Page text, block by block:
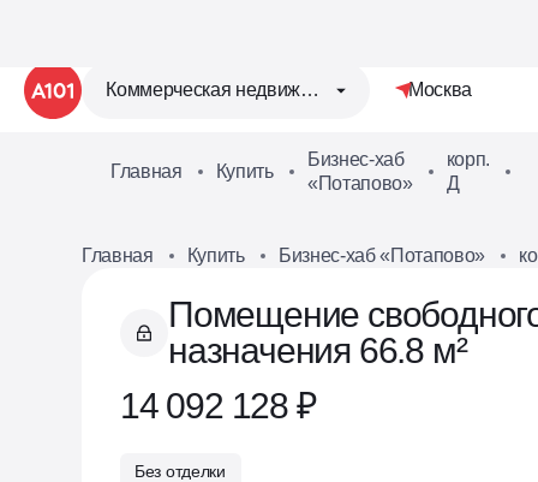
Коммерческая недвижимость Москва
Главная Купить
Бизнес-хаб
«Потапово»
корп.
Д
Главная Купить Бизнес-хаб «Потапово»
Помещение
назначения 66.8 м²
14 092 128 ₽
Без отделки